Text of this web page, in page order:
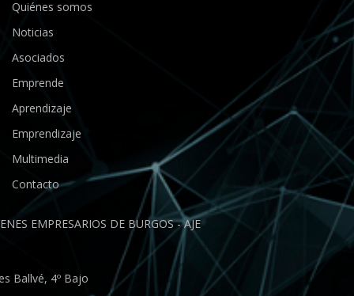
Quiénes somos
Noticias
Asociados
Emprende
Aprendizaje
Emprendizaje
Multimedia
Contacto
EMPRESARIOS DE BURGOS - AJE
Ballvé, 4º Bajo